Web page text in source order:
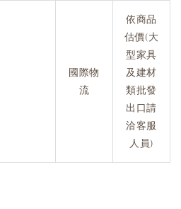
國際物
流
依商品
估價(大
型家具
及建材
類批發
出口請
洽客服
人員)